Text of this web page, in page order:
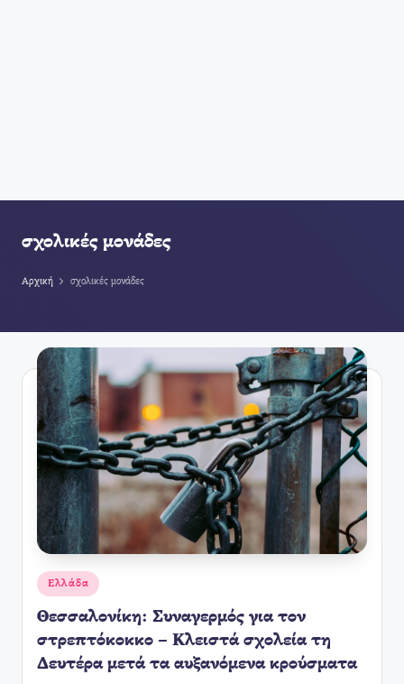
σχολικές μονάδες
Αρχική σχολικές μονάδες
Αναρτήθηκε
Ελλάδα
Θεσσαλονίκη: Συναγερμός για τον
στρεπτόκοκκο – Κλειστά σχολεία τη
Δευτέρα μετά τα αυξανόμενα κρούσματα